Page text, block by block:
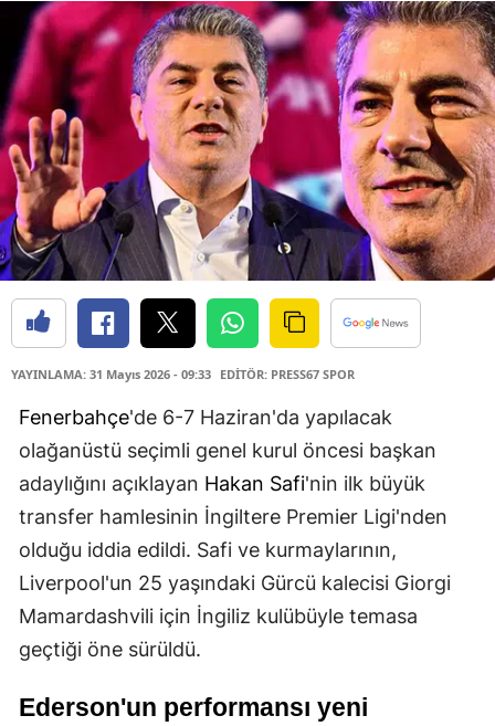
YAYINLAMA: 31 Mayıs 2026 - 09:33 EDİTÖR: PRESS67 SPOR
Fenerbahçe'de 6-7 Haziran'da yapılacak
olağanüstü seçimli genel kurul öncesi başkan
adaylığını açıklayan Hakan Safi'nin ilk büyük
transfer hamlesinin İngiltere Premier Ligi'nden
olduğu iddia edildi. Safi ve kurmaylarının,
Liverpool'un 25 yaşındaki Gürcü kalecisi Giorgi
Mamardashvili için İngiliz kulübüyle temasa
geçtiği öne sürüldü.
Ederson'un performansı yeni